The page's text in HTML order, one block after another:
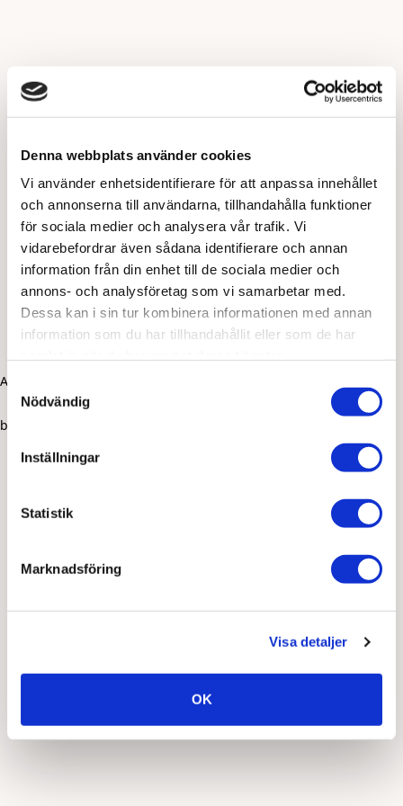
Denna webbplats använder cookies
Vi använder enhetsidentifierare för att anpassa innehållet
och annonserna till användarna, tillhandahålla funktioner
för sociala medier och analysera vår trafik. Vi
vidarebefordrar även sådana identifierare och annan
information från din enhet till de sociala medier och
annons- och analysföretag som vi samarbetar med.
Dessa kan i sin tur kombinera informationen med annan
information som du har tillhandahållit eller som de har
Samtyckesval
Nödvändig
Inställningar
Statistik
Marknadsföring
Visa detaljer
OK
Application error: a client-side exception has occurred (see the
browser console for more information)